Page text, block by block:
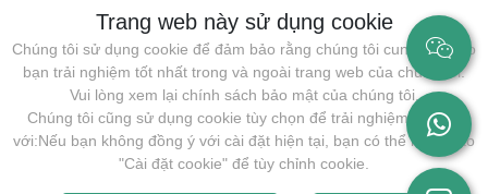
Trang web này sử dụng cookie
Chúng tôi sử dụng cookie để đảm bảo rằng chúng tôi cung cấp cho
bạn trải nghiệm tốt nhất trong và ngoài trang web của chúng tôi.
Vui lòng xem lại chính sách bảo mật của chúng tôi.
Chúng tôi cũng sử dụng cookie tùy chọn để trải nghiệm tốt hơn
với:Nếu bạn không đồng ý với cài đặt hiện tại, bạn có thể nhấp vào
"Cài đặt cookie" để tùy chỉnh cookie.